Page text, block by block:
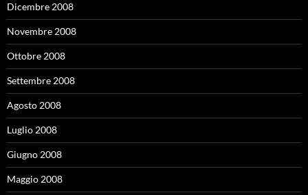
Dicembre 2008
Novembre 2008
Ottobre 2008
Settembre 2008
Agosto 2008
Luglio 2008
Giugno 2008
Maggio 2008